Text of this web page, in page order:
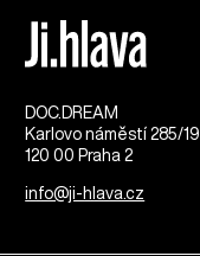
DOC.DREAM​
Karlovo náměstí 285/19
120 00 Praha 2
info@ji-hlava.cz